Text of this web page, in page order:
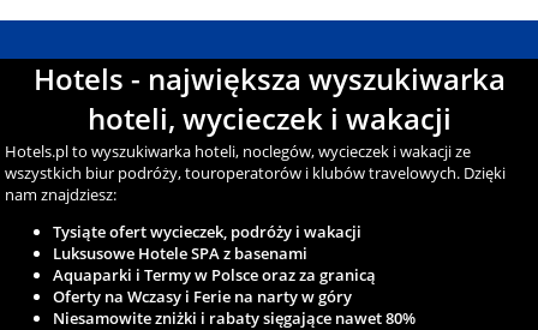
Hotels - największa wyszukiwarka
hoteli, wycieczek i wakacji
Hotels.pl to wyszukiwarka hoteli, noclegów, wycieczek i wakacji ze
wszystkich biur podróży, touroperatorów i klubów travelowych. Dzięki
nam znajdziesz:
Tysiąte ofert wycieczek, podróży i wakacji
Luksusowe Hotele SPA z basenami
Aquaparki i Termy w Polsce oraz za granicą
Oferty na Wczasy i Ferie na narty w góry
Niesamowite zniżki i rabaty sięgające nawet 80%